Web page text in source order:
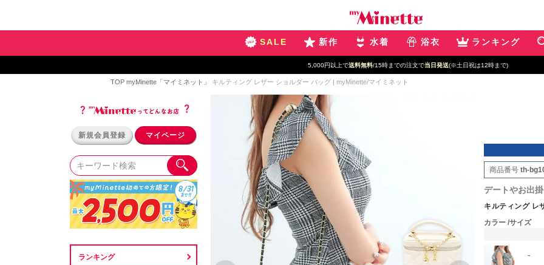
SALE 新作 水着 浴衣 ランキング
5,000円以上で送料無料/15時までの注文で当日発送(※土日祝は12時まで)
TOP myMinette「マイミネット」 キルティング レザー ショルダー バッグ | myMinette/マイミネット
新規会員登録 マイページ
ランキング
商品番号 th-
デートやお出
キルティング レ
カラー サイズ
-